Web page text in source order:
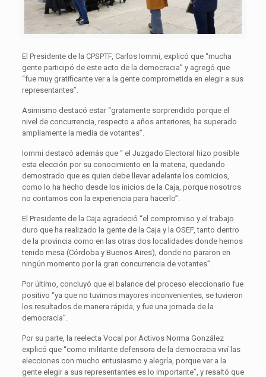
El Presidente de la CPSPTF, Carlos Iommi, explicó que “mucha
gente participó de este acto de la democracia” y agregó que
“fue muy gratificante ver a la gente comprometida en elegir a sus
representantes”.
Asimismo destacó estar “gratamente sorprendido porque el
nivel de concurrencia, respecto a años anteriores, ha superado
ampliamente la media de votantes”.
Iommi destacó además que “ el Juzgado Electoral hizo posible
esta elección por su conocimiento en la materia, quedando
demostrado que es quien debe llevar adelante los comicios,
como lo ha hecho desde los inicios de la Caja, porque nosotros
no contamos con la experiencia para hacerlo”.
El Presidente de la Caja agradeció “el compromiso y el trabajo
duro que ha realizado la gente de la Caja y la OSEF, tanto dentro
de la provincia como en las otras dos localidades donde hemos
tenido mesa (Córdoba y Buenos Aires), donde no pararon en
ningún momento por la gran concurrencia de votantes”.
Por último, concluyó que el balance del proceso eleccionario fue
positivo “ya que no tuvimos mayores inconvenientes, se tuvieron
los resultados de manera rápida, y fue una jornada de la
democracia”.
Por su parte, la reelecta Vocal por Activos Norma González
explicó que “como militante defensora de la democracia viví las
elecciones con mucho entusiasmo y alegría, porque ver a la
gente elegir a sus representantes es lo importante”, y resaltó que